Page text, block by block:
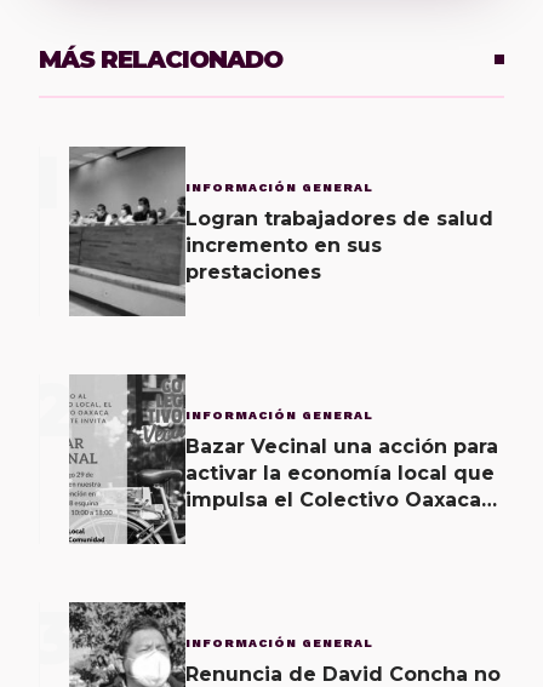
MÁS RELACIONADO
INFORMACIÓN GENERAL
Logran trabajadores de salud
incremento en sus
prestaciones
2 INFORMACIÓN GENERAL
Bazar Vecinal una acción para
activar la economía local que
impulsa el Colectivo Oaxaca
3 INFORMACIÓN GENERAL
Renuncia de David Concha no